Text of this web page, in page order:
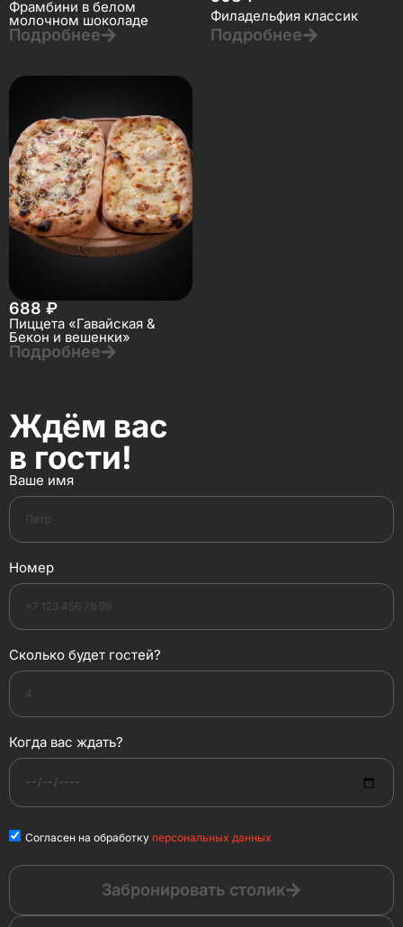
Фрамбини в белом
молочном шоколаде
Подробнее
Филадельфия классик
Подробнее
688 ₽
Пиццета «Гавайская &
Бекон и вешенки»
Подробнее
Ждём вас
в гости!
Ваше имя
Номер
Сколько будет гостей?
Когда вас ждать?
Согласен на обработку персональных данных
Забронировать столик